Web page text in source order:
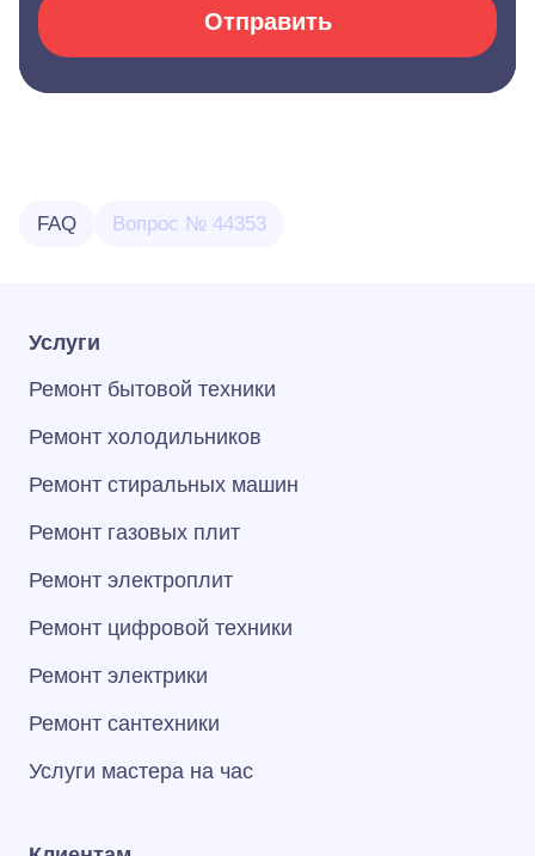
Отправить
FAQ Вопрос № 44353
Услуги
Ремонт бытовой техники
Ремонт холодильников
Ремонт стиральных машин
Ремонт газовых плит
Ремонт электроплит
Ремонт цифровой техники
Ремонт электрики
Ремонт сантехники
Услуги мастера на час